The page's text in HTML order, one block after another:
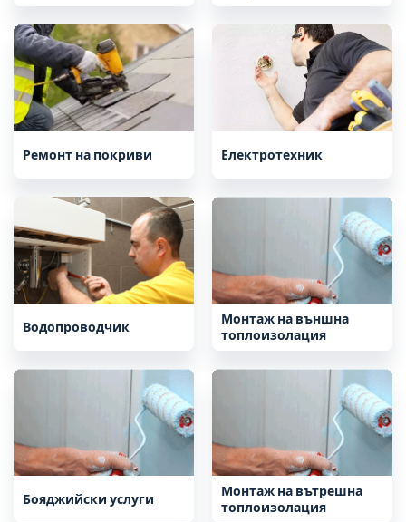
Ремонт на покриви Електротехник
Водопроводчик
Монтаж на външна
топлоизолация
Бояджийски услуги
Монтаж на вътрешна
топлоизолация